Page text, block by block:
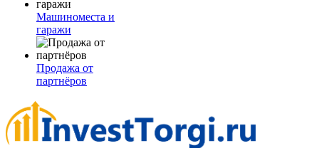
Машиноместа и
гаражи
Продажа от
партнёров